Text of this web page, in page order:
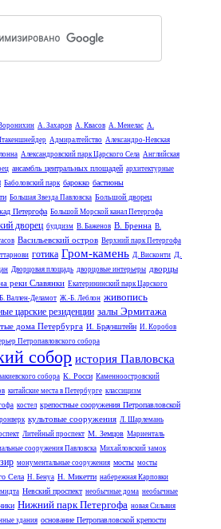
А. Захаров А. Квасов А. Менелас А.
Адмиралтейство Александро-Невская
Александровский парк Царского Села Английская
ансамбль центральных площадей архитектурные
Баболовский парк барокко бастионы
Большая Звезда Павловска Большой дворец
Петергофа Большой Морской канал Петергофа
дворец буддизм В. Баженов В. Бренна В.
Васильевский остров Верхний парк Петергофа
готика Гром-камень Д. Висконти Д.
Дворцовая площадь дворцовые интерьеры дворцы
реки Славянки Екатерининский парк Царского
Валлен-Деламот Ж.-Б. Леблон живопись
царские резиденции залы Эрмитажа
дома Петербурга И. Браунштейн И. Коробов
Петропавловского собора
собор история Павловска
собора К. Росси Каменноостровский
китайские места в Петербурге классицизм
костел крепостные сооружения Петропавловской
культовые сооружения Л. Шарлемань
Литейный проспект М. Земцов Мариенталь
сооружения Павловска Михайловский замок
монументальные сооружения мосты мосты
Села Н. Бенуа Н. Микетти набережная Карповки
Невский проспект необычные дома необычные
Нижний парк Петергофа новая Сильвия
здания основание Петропавловской крепости